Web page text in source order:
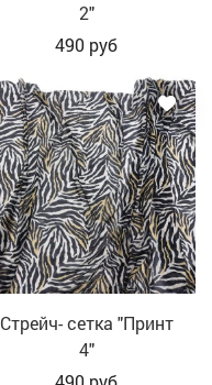
2"
490 руб
Стрейч- сетка "Принт
4"